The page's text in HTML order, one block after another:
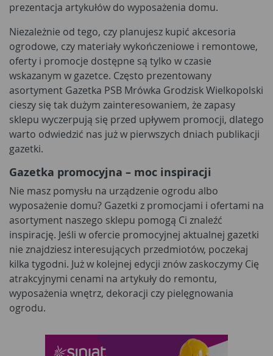
prezentacja artykułów do wyposażenia domu.
Niezależnie od tego, czy planujesz kupić akcesoria
ogrodowe, czy materiały wykończeniowe i remontowe,
oferty i promocje dostępne są tylko w czasie
wskazanym w gazetce. Często prezentowany
asortyment Gazetka PSB Mrówka Grodzisk Wielkopolski
cieszy się tak dużym zainteresowaniem, że zapasy
sklepu wyczerpują się przed upływem promocji, dlatego
warto odwiedzić nas już w pierwszych dniach publikacji
gazetki.
Gazetka promocyjna – moc inspiracji
Nie masz pomysłu na urządzenie ogrodu albo
wyposażenie domu? Gazetki z promocjami i ofertami na
asortyment naszego sklepu pomogą Ci znaleźć
inspirację. Jeśli w ofercie promocyjnej aktualnej gazetki
nie znajdziesz interesujących przedmiotów, poczekaj
kilka tygodni. Już w kolejnej edycji znów zaskoczymy Cię
atrakcyjnymi cenami na artykuły do remontu,
wyposażenia wnętrz, dekoracji czy pielęgnowania
ogrodu.